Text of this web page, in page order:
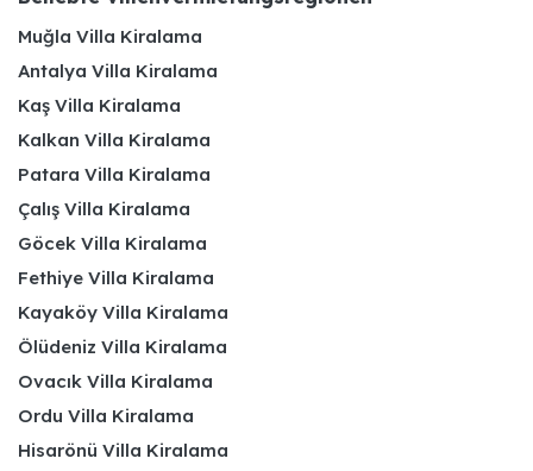
Muğla Villa Kiralama
Antalya Villa Kiralama
Kaş Villa Kiralama
Kalkan Villa Kiralama
Patara Villa Kiralama
Çalış Villa Kiralama
Göcek Villa Kiralama
Fethiye Villa Kiralama
Kayaköy Villa Kiralama
Ölüdeniz Villa Kiralama
Ovacık Villa Kiralama
Ordu Villa Kiralama
Hisarönü Villa Kiralama